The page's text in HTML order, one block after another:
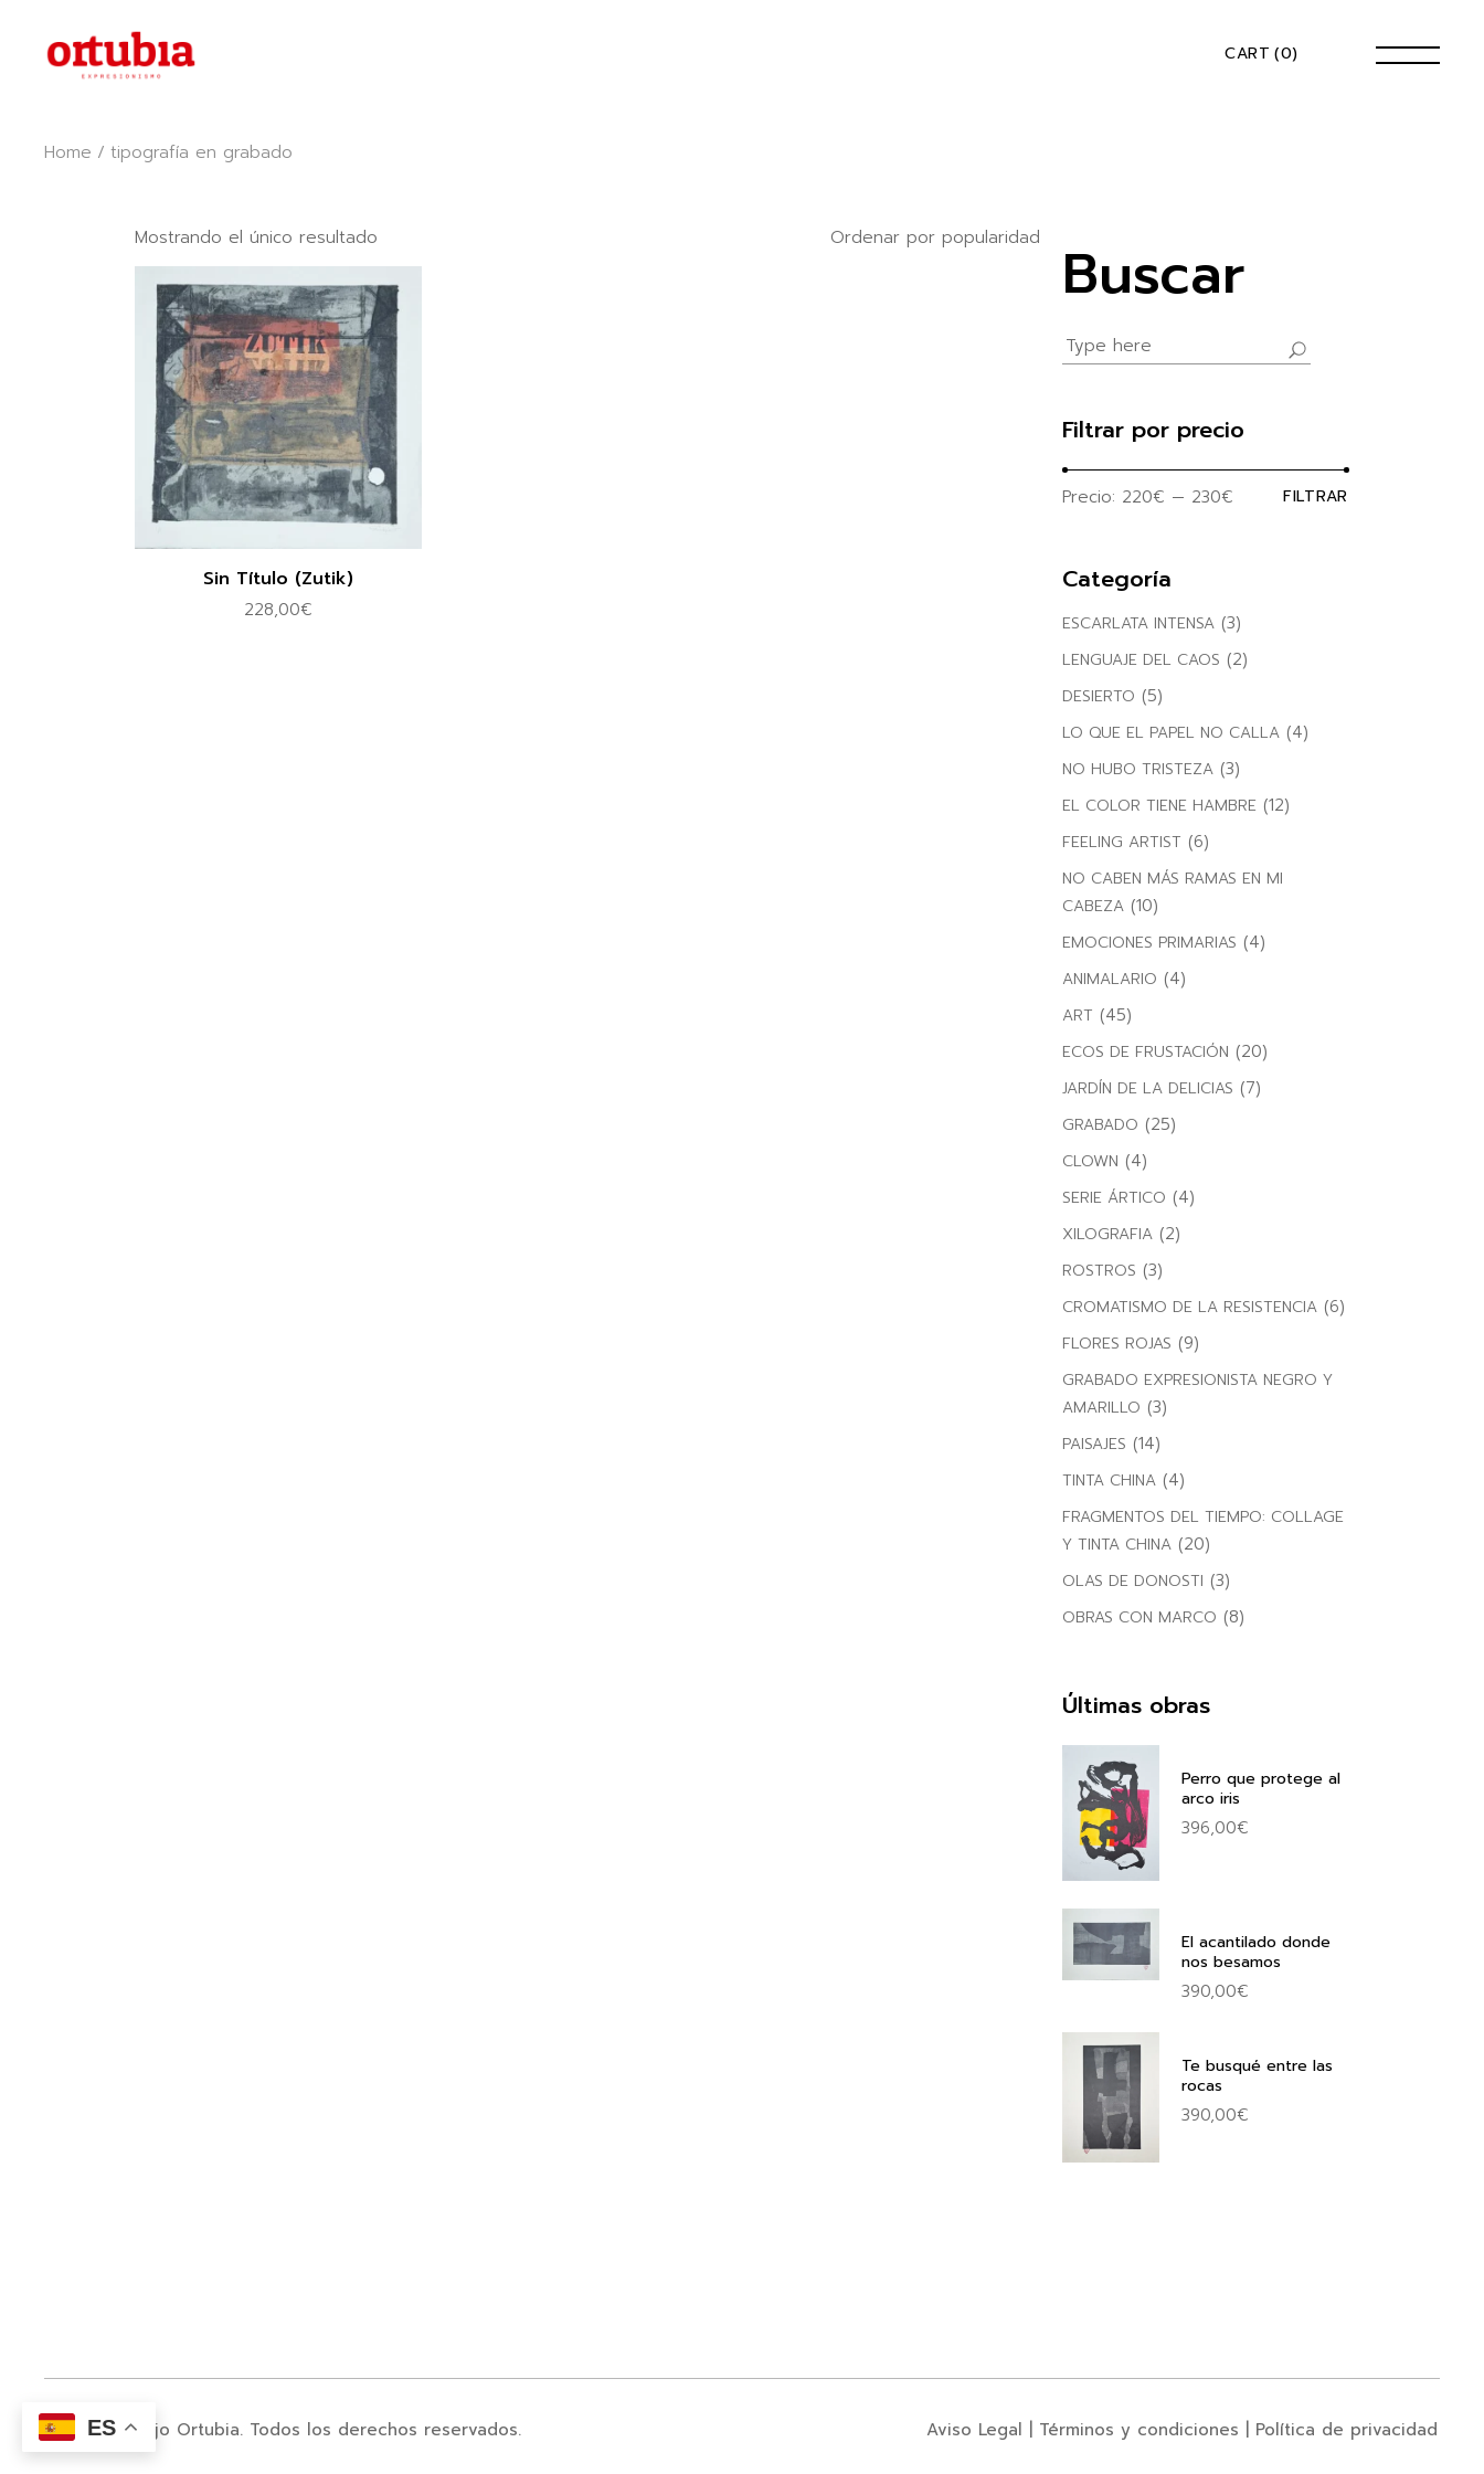
content CART (0)
Home tipografía en grabado
Mostrando el único resultado Ordenar por popularidad
Sin Título (Zutik)
228,00€
Buscar
Search
for:
Filtrar por precio
FILTRAR
Precio: 220€ — 230€
Categoría
ESCARLATA INTENSA (3)
LENGUAJE DEL CAOS (2)
DESIERTO (5)
LO QUE EL PAPEL NO CALLA (4)
NO HUBO TRISTEZA (3)
EL COLOR TIENE HAMBRE (12)
FEELING ARTIST (6)
NO CABEN MÁS RAMAS EN MI
CABEZA (10)
EMOCIONES PRIMARIAS (4)
ANIMALARIO (4)
ART (45)
ECOS DE FRUSTACIÓN (20)
JARDÍN DE LA DELICIAS (7)
GRABADO (25)
CLOWN (4)
SERIE ÁRTICO (4)
XILOGRAFIA (2)
ROSTROS (3)
CROMATISMO DE LA RESISTENCIA (6)
FLORES ROJAS (9)
GRABADO EXPRESIONISTA NEGRO Y
AMARILLO (3)
PAISAJES (14)
TINTA CHINA (4)
FRAGMENTOS DEL TIEMPO: COLLAGE
Y TINTA CHINA (20)
OLAS DE DONOSTI (3)
OBRAS CON MARCO (8)
Últimas obras
Perro que protege al
arco iris
396,00€
El acantilado donde
nos besamos
390,00€
Te busqué entre las
rocas
390,00€
© 2024. Juanjo Ortubia. Todos los derechos reservados. Aviso Legal Términos y condiciones Política de privacidad
ES